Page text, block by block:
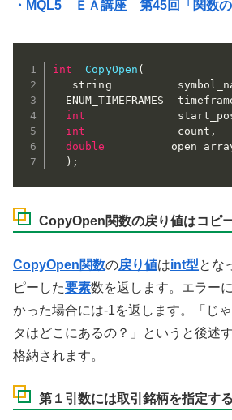
・MQL5 ＥＡ講座 第45回「関数の
int CopyOpen (
string
ENUM_TIMEFRAMES
int
int
              count
,
double
) ;
CopyOpen関数の戻り値はコピ
CopyOpen関数の戻り値はint型とな
ピーした要素数を返します。エラー
かった場合には-1を返します。「じ
タはどこにあるの？」というと後述
格納されます。
第１引数には取引銘柄を指定する